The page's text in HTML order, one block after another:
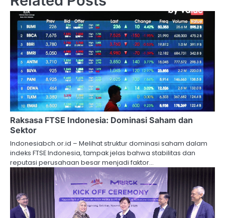
Raksasa FTSE Indonesia: Dominasi Saham dan
Sektor
Indonesiabch.or.id – Melihat struktur dominasi saham dalam
indeks FTSE Indonesia, tampak jelas bahwa stabilitas dan
reputasi perusahaan besar menjadi faktor…